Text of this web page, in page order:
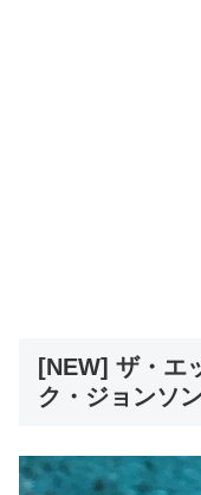
[NEW] ザ・エ
ク・ジョンソン